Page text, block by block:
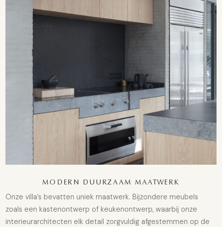
MODERN DUURZAAM MAATWERK
Onze villa’s bevatten uniek maatwerk. Bijzondere meubels
zoals een kastenontwerp of keukenontwerp, waarbij onze
interieurarchitecten elk detail zorgvuldig afgestemmen op de